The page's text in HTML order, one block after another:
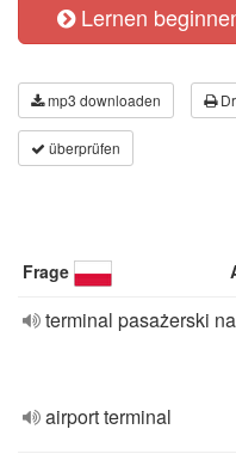
Lernen
mp3 downloaden
überprüfen
Frage
terminal pasażerski
airport terminal